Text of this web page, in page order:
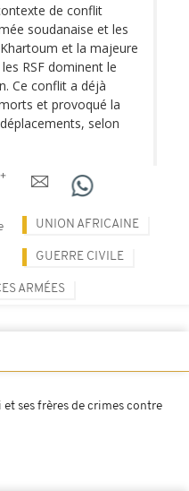
de conflit
soudanaise et les
et la majeure
RSF dominent le
Ce conflit a déjà
et provoqué la
selon
UNION AFRICAINE
GUERRE CIVILE
ARMÉES
ses frères de crimes contre